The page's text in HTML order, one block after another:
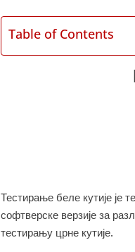
Table of Contents
Тестирање беле кутије је
софтверске верзије за
тестирању црне кутије.